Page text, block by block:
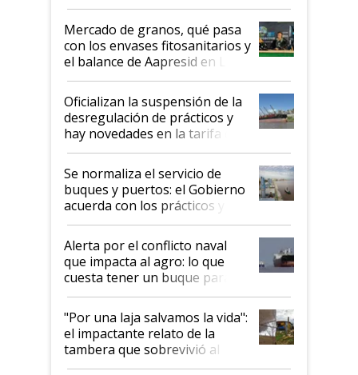
Mercado de granos, qué pasa
con los envases fitosanitarios y
el balance de Aapresid en La
Posta
Oficializan la suspensión de la
desregulación de prácticos y
hay novedades en la tarifa de
la hidrovía
Se normaliza el servicio de
buques y puertos: el Gobierno
acuerda con los prácticos y
suspende el decreto de
desregulación
Alerta por el conflicto naval
que impacta al agro: lo que
cuesta tener un buque parado
y el peligro de que Argentina
pase a ser "país sucio"
"Por una laja salvamos la vida":
el impactante relato de la
tambera que sobrevivió al
tornado